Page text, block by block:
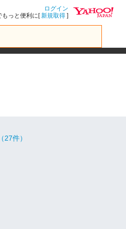
ログイン
もっと便利に[新規取得 ]
27件）